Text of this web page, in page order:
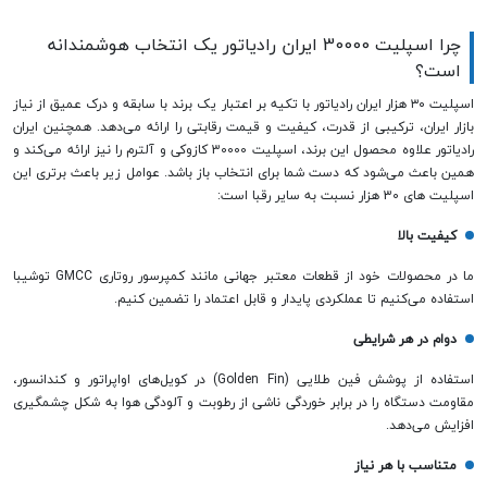
چرا اسپلیت 30000 ایران رادیاتور یک انتخاب هوشمندانه
است؟
اسپلیت ۳۰ هزار ایران رادیاتور با تکیه بر اعتبار یک برند با سابقه و درک عمیق از نیاز
بازار ایران، ترکیبی از قدرت، کیفیت و قیمت رقابتی را ارائه می‌دهد. همچنین ایران
رادیاتور علاوه محصول این برند، اسپلیت 30000 کازوکی و آلترم را نیز ارائه می‌کند و
همین باعث می‌شود که دست شما برای انتخاب باز باشد. عوامل زیر باعث برتری این
اسپلیت های 30 هزار نسبت به سایر رقبا است:
کیفیت بالا
ما در محصولات خود از قطعات معتبر جهانی مانند کمپرسور روتاری GMCC توشیبا
استفاده می‌کنیم تا عملکردی پایدار و قابل اعتماد را تضمین کنیم.
دوام در هر شرایطی
استفاده از پوشش فین طلایی (Golden Fin) در کویل‌های اواپراتور و کندانسور،
مقاومت دستگاه را در برابر خوردگی ناشی از رطوبت و آلودگی هوا به شکل چشمگیری
افزایش می‌دهد.
متناسب با هر نیاز